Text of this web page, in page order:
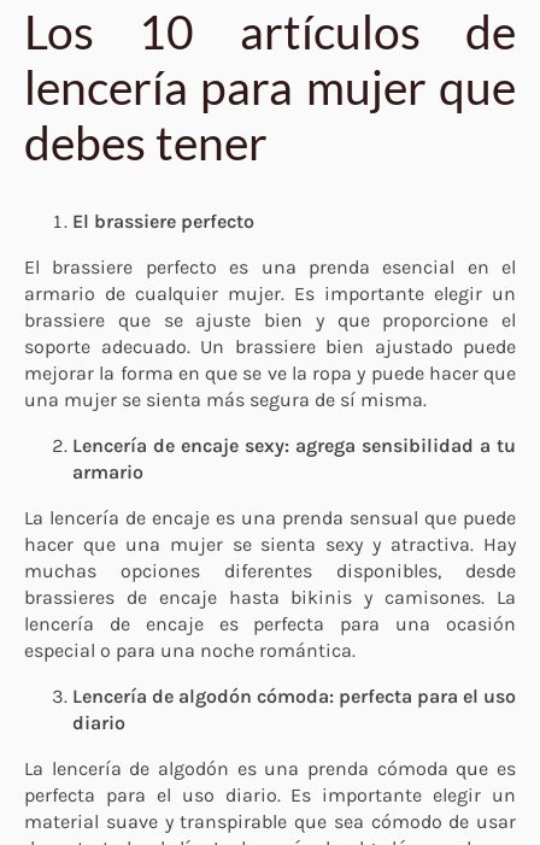
Los 10 artículos de
lencería para mujer que
debes tener
El brassiere perfecto
El brassiere perfecto es una prenda esencial en el
armario de cualquier mujer. Es importante elegir un
brassiere que se ajuste bien y que proporcione el
soporte adecuado. Un brassiere bien ajustado puede
mejorar la forma en que se ve la ropa y puede hacer que
una mujer se sienta más segura de sí misma.
Lencería de encaje sexy: agrega sensibilidad a tu
armario
La lencería de encaje es una prenda sensual que puede
hacer que una mujer se sienta sexy y atractiva. Hay
muchas opciones diferentes disponibles, desde
brassieres de encaje hasta bikinis y camisones. La
lencería de encaje es perfecta para una ocasión
especial o para una noche romántica.
Lencería de algodón cómoda: perfecta para el uso
diario
La lencería de algodón es una prenda cómoda que es
perfecta para el uso diario. Es importante elegir un
material suave y transpirable que sea cómodo de usar